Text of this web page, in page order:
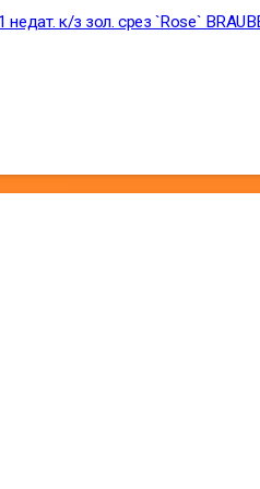
к/з зол. срез `Rose`